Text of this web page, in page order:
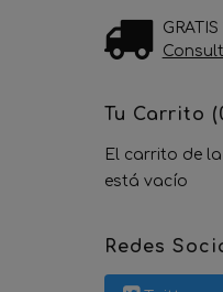
GRATIS
Tu Carrito
El carrito de
está vacío
Redes